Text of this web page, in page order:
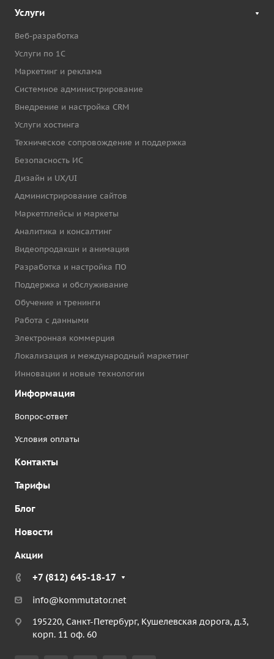
Услуги
Веб-разработка
Услуги по 1С
Маркетинг и реклама
Системное администрирование
Внедрение и настройка CRM
Услуги хостинга
Техническое сопровождение и поддержка
Безопасность ИС
Дизайн и UX/UI
Администрирование сайтов
Маркетплейсы и маркеты
Аналитика и консалтинг
Видеопродакшн и анимация
Разработка и настройка ПО
Поддержка и обслуживание
Обучение и тренинги
Работа с данными
Электронная коммерция
Локализация и международный маркетинг
Инновации и новые технологии
Информация
Вопрос-ответ
Условия оплаты
Контакты
Тарифы
Блог
Новости
Акции
+7 (812) 645-18-17
info@kommutator.net
195220, Санкт-Петербург, Кушелевская дорога, д.3,
корп. 11 оф. 60